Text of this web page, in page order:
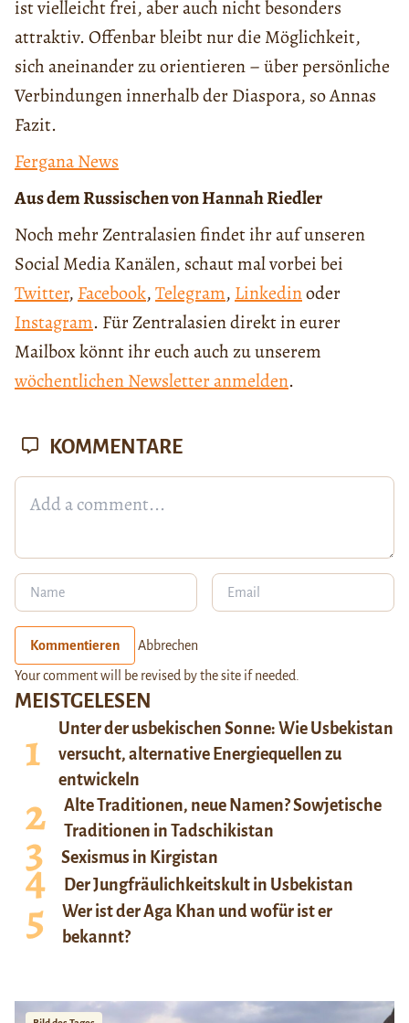
ist vielleicht frei, aber auch nicht besonders
attraktiv. Offenbar bleibt nur die Möglichkeit,
sich aneinander zu orientieren – über persönliche
Verbindungen innerhalb der Diaspora, so Annas
Fazit.
Fergana News
Aus dem Russischen von Hannah Riedler
Noch mehr Zentralasien findet ihr auf unseren
Social Media Kanälen, schaut mal vorbei bei
Twitter, Facebook,Telegram, Linkedinoder
Instagram. Für Zentralasien direkt in eurer
Mailbox könnt ihr euch auch zu unserem
wöchentlichen Newsletter anmelden.
MEISTGELESEN
Unter der usbekischen Sonne: Wie Usbekistan
versucht, alternative Energiequellen zu
entwickeln
Alte Traditionen, neue Namen? Sowjetische
Traditionen in Tadschikistan
Sexismus in Kirgistan
Der Jungfräulichkeitskult in Usbekistan
Wer ist der Aga Khan und wofür ist er
bekannt?
KOMMENTARE
Kommentieren Abbrechen
Your comment will be revised by the site if needed.